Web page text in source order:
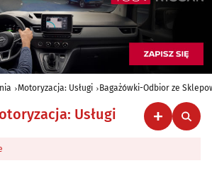
Motoryzacja: Usługi Bagażówki-Odbior ze
Usługi